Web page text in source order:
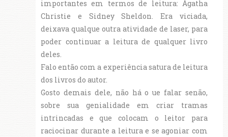
importantes em termos de leitura: Ágatha
Christie e Sidney Sheldon. Era viciada,
deixava qualque outra atividade de laser, para
poder continuar a leitura de qualquer livro
deles.
Falo então com a experiência satura de leitura
dos livros do autor.
Gosto demais dele, não há o ue falar senão,
sobre sua genialidade em criar tramas
intrincadas e que colocam o leitor para
raciocinar durante a leitura e se agoniar com